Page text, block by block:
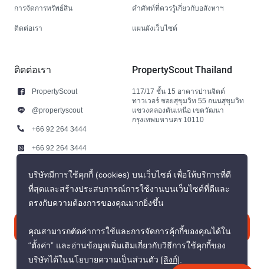
การจัดการทรัพย์สิน
ติดต่อเรา
คำศัพท์ที่ควรรู้เกี่ยวกับอสังหาฯ
แผนผังเว็บไซต์
ติดต่อเรา
PropertyScout
@propertyscout
+66 92 264 3444
+66 92 264 3444
contact@propertyscout.co.th
PropertyScout Thailand
117/17 ชั้น 15 อาคารปานจิตต์
ทาวเวอร์ ซอยสุขุมวิท 55 ถนนสุขุมวิท
แขวงคลองตันเหนือ เขตวัฒนา
กรุงเทพมหานคร 10110
ติดต่อเรา
บริษัทมีการใช้คุกกี้ (cookies) บนเว็บไซต์ เพื่อให้บริการที่ดี
ที่สุดและสร้างประสบการณ์การใช้งานบนเว็บไซต์ที่ดีและ
ตรงกับความต้องการของคุณมากยิ่งขึ้น
คุณสามารถตัดค่าการใช้และการจัดการคุ้กกี้ของคุณได้ใน
“ตั้งค่า” และอ่านข้อมูลเพิ่มเติมเกี่ยวกับวิธีการใช้คุกกี้ของ
บริษัทได้ในนโยบายความเป็นส่วนตัว [ลิงก์].